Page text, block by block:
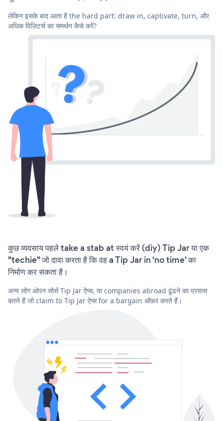
लेकिन इसके बाद आता है the hard part: draw in, captivate, turn, और
अधिक विज़िटर्स का समर्थन कैसे करें?
कुछ व्यवसाय पहले take a stab at स्वयं करें (diy) Tip Jar या एक
"techie" जो दावा करता है कि वह a Tip Jar in 'no time' का
निर्माण कर सकता है।
अन्य लोग ओपन सोर्स Tip Jar ऐप्स, या companies abroad ढूंढने का प्रयास
करते हैं जो claim to Tip Jar ऐप्स for a bargain ऑफ़र करते हैं।